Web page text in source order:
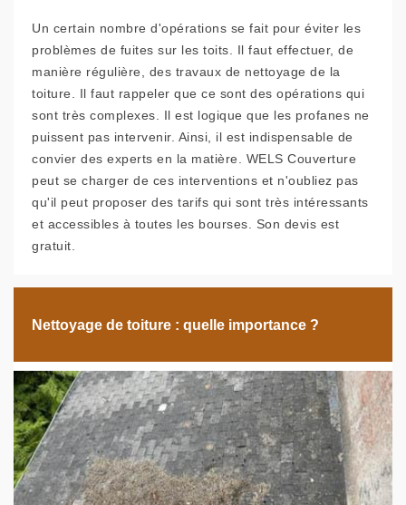
Un certain nombre d'opérations se fait pour éviter les
problèmes de fuites sur les toits. Il faut effectuer, de
manière régulière, des travaux de nettoyage de la
toiture. Il faut rappeler que ce sont des opérations qui
sont très complexes. Il est logique que les profanes ne
puissent pas intervenir. Ainsi, il est indispensable de
convier des experts en la matière. WELS Couverture
peut se charger de ces interventions et n'oubliez pas
qu'il peut proposer des tarifs qui sont très intéressants
et accessibles à toutes les bourses. Son devis est
gratuit.
Nettoyage de toiture : quelle importance ?